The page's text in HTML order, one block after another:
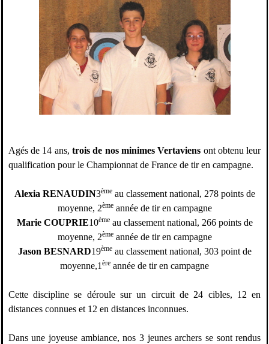
Agés de 14 ans,trois de nos minimes Vertaviens ont obtenu leur
qualification pour le Championnat de France de tir en campagne.
Alexia RENAUDIN3èmeau classement national, 278 points de
moyenne, 2èmeannée de tir en campagne
Marie COUPRIE10èmeau classement national, 266 points de
moyenne, 2èmeannée de tir en campagne
Jason BESNARD19èmeau classement national, 303 point de
moyenne,1ère année de tir en campagne
Cette discipline se déroule sur un circuit de 24 cibles, 12 en
distances connues et 12 en distances inconnues.
Dans une joyeuse ambiance, nos 3 jeunes archers se sont rendus